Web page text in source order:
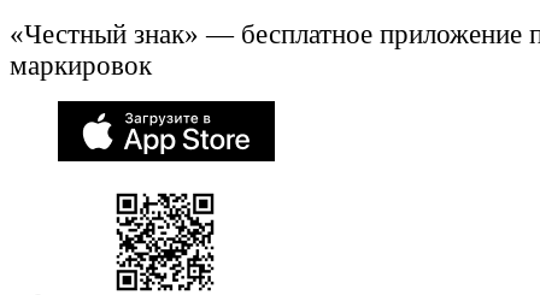
«Честный знак» — бесплатное приложение
маркировок